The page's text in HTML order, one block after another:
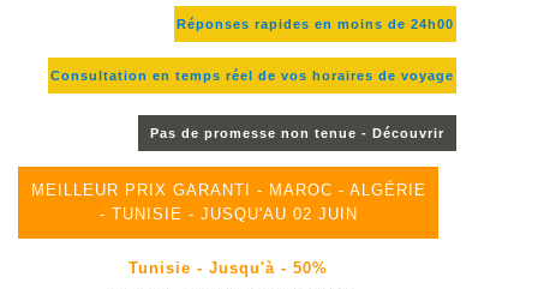
Réponses rapides en moins de 24h00
Consultation en temps réel de vos horaires de voyage
Pas de promesse non tenue - Découvrir
MEILLEUR PRIX GARANTI - MAROC - ALGÉRIE
- TUNISIE - JUSQU'AU 02 JUIN
Tunisie - Jusqu'à - 50%